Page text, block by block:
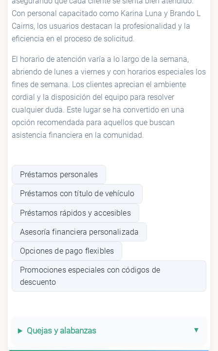
Con personal capacitado como Karina Luna y Brando L
Cairns, los usuarios destacan la profesionalidad y la
eficiencia en el proceso de solicitud.
El horario de atención varía a lo largo de la semana,
abriendo de lunes a viernes y con horarios especiales los
fines de semana. Los clientes aprecian el ambiente
cordial y la disposición del equipo para resolver
cualquier duda. Este lugar se ha convertido en una
opción recomendada para aquellos que buscan
asistencia financiera en la comunidad.
Préstamos personales
Préstamos con título de vehículo
Préstamos rápidos y accesibles
Asesoría financiera personalizada
Opciones de pago flexibles
Promociones especiales con códigos de
descuento
Quejas y alabanzas